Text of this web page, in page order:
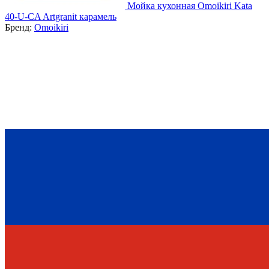
Мойка кухонная Omoikiri Kata
40-U-CA Artgranit карамель
Бренд: Omoikiri